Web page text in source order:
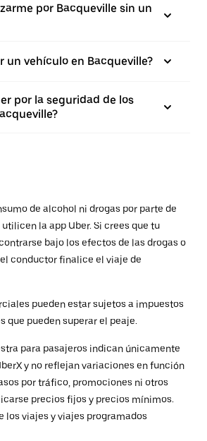
por Bacqueville sin un
un vehículo en Bacqueville?
por la seguridad de los
de alcohol ni drogas por parte de
la app Uber. Si crees que tu
bajo los efectos de las drogas o
conductor finalice el viaje de
pueden estar sujetos a impuestos
que pueden superar el peaje.
para pasajeros indican únicamente
y no reflejan variaciones en función
por tráfico, promociones ni otros
precios fijos y precios mínimos.
los viajes y viajes programados